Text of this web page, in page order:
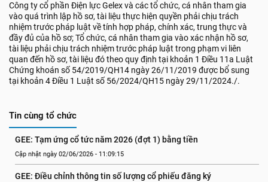
Công ty cổ phần Điện lực Gelex và các tổ chức, cá nhân tham gia
vào quá trình lập hồ sơ, tài liệu thực hiện quyền phải chịu trách
nhiệm trước pháp luật về tính hợp pháp, chính xác, trung thực và
đầy đủ của hồ sơ; Tổ chức, cá nhân tham gia vào xác nhận hồ sơ,
tài liệu phải chịu trách nhiệm trước pháp luật trong phạm vi liên
quan đến hồ sơ, tài liệu đó theo quy định tại khoản 1 Điều 11a Luật
Chứng khoán số 54/2019/QH14 ngày 26/11/2019 được bổ sung
tại khoản 4 Điều 1 Luật số 56/2024/QH15 ngày 29/11/2024./.
Tin cùng tổ chức
GEE: Tạm ứng cổ tức năm 2026 (đợt 1) bằng tiền
Cập nhật ngày 02/06/2026 - 11:09:15
GEE: Điều chỉnh thông tin số lượng cổ phiếu đăng ký